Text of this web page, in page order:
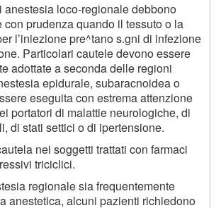
anestesia loco-regionale debbono
con prudenza quando il tessuto o la
l’iniezione pre^tano s.gni di infezione
Particolari cautele devono essere
adottate a seconda delle regioni
epidurale, subaracnoidea o
eseguita con estrema attenzione
portatori di malattie neurologiche, di
di stati settici o di ipertensione.
nei soggetti trattati con farmaci
triciclici.
regionale sia frequentemente
anestetica, alcuni pazienti richiedono